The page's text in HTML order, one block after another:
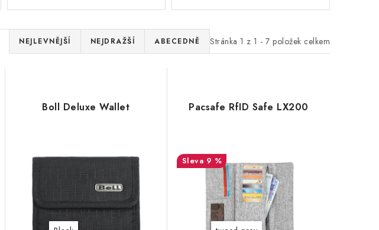
Stránka 1 z 1 - 7 položek celkem
NEJLEVNĚJŠÍ NEJDRAŽŠÍ ABECEDNĚ
Boll Deluxe Wallet Pacsafe RfID Safe LX200
9 %